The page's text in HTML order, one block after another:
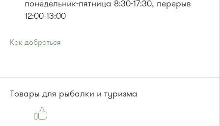
понедельник-пятница 8:30-17:30, перерыв
12:00-13:00
Как добраться
Маршрутки: 460м, 707м, Ашан-1, Ашан-2
или до остановки"Станция Крюково":
Автобусы № 1, 2, 3, 4, 9, 10, 11, 12, 13, 21, 23, 29, 31, 403, 312,
377, 390, 476, 493.
Товары для рыбалки и туризма